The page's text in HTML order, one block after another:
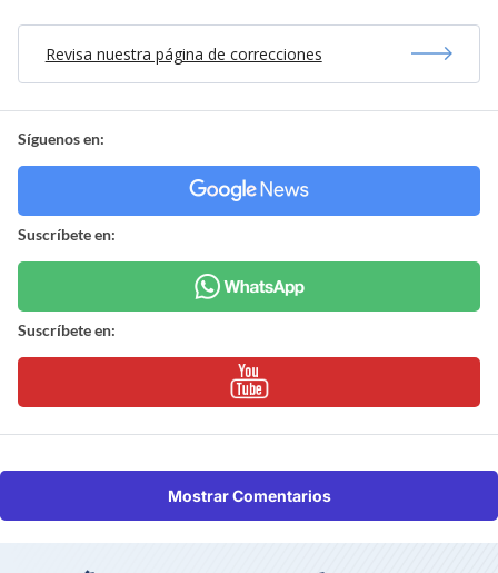
Revisa nuestra página de correcciones
Síguenos en:
Suscríbete en:
Suscríbete en:
Mostrar Comentarios